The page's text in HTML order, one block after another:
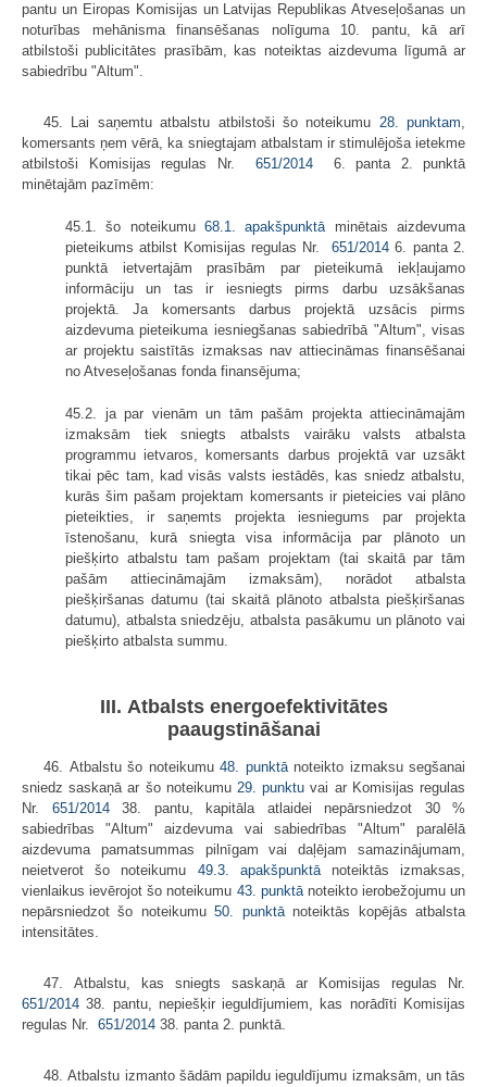
pantu un Eiropas Komisijas un Latvijas Republikas Atveseļošanas un
noturības mehānisma finansēšanas nolīguma 10. pantu, kā arī
atbilstoši publicitātes prasībām, kas noteiktas aizdevuma līgumā ar
sabiedrību "Altum".
45. Lai saņemtu atbalstu atbilstoši šo noteikumu 28. punktam,
komersants ņem vērā, ka sniegtajam atbalstam ir stimulējoša ietekme
atbilstoši Komisijas regulas Nr.
651/20146. panta 2. punktā
minētajām pazīmēm:
45.1. šo noteikumu 68.1. apakšpunktāminētais aizdevuma
pieteikums atbilst Komisijas regulas Nr.
651/2014 6. panta 2.
punktā ietvertajām prasībām par pieteikumā iekļaujamo
informāciju un tas ir iesniegts pirms darbu uzsākšanas
projektā. Ja komersants darbus projektā uzsācis pirms
aizdevuma pieteikuma iesniegšanas sabiedrībā "Altum", visas
ar projektu saistītās izmaksas nav attiecināmas finansēšanai
no Atveseļošanas fonda finansējuma;
45.2. ja par vienām un tām pašām projekta attiecināmajām
izmaksām tiek sniegts atbalsts vairāku valsts atbalsta
programmu ietvaros, komersants darbus projektā var uzsākt
tikai pēc tam, kad visās valsts iestādēs, kas sniedz atbalstu,
kurās šim pašam projektam komersants ir pieteicies vai plāno
pieteikties, ir saņemts projekta iesniegums par projekta
īstenošanu, kurā sniegta visa informācija par plānoto un
piešķirto atbalstu tam pašam projektam (tai skaitā par tām
pašām attiecināmajām izmaksām), norādot atbalsta
piešķiršanas datumu (tai skaitā plānoto atbalsta piešķiršanas
datumu), atbalsta sniedzēju, atbalsta pasākumu un plānoto vai
piešķirto atbalsta summu.
III. Atbalsts energoefektivitātes
paaugstināšanai
46. Atbalstu šo noteikumu 48. punktānoteikto izmaksu segšanai
sniedz saskaņā ar šo noteikumu 29. punktu vai ar Komisijas regulas
Nr. 651/201438. pantu, kapitāla atlaidei nepārsniedzot 30 %
sabiedrības "Altum" aizdevuma vai sabiedrības "Altum" paralēlā
aizdevuma pamatsummas pilnīgam vai daļējam samazinājumam,
neietverot šo noteikumu 49.3. apakšpunktānoteiktās izmaksas,
vienlaikus ievērojot šo noteikumu 43. punktānoteikto ierobežojumu un
nepārsniedzot šo noteikumu50. punktānoteiktās kopējās atbalsta
intensitātes.
47. Atbalstu, kas sniegts saskaņā ar Komisijas regulas Nr.
651/2014 38. pantu, nepiešķir ieguldījumiem, kas norādīti Komisijas
regulas Nr.
651/2014 38. panta 2. punktā.
48. Atbalstu izmanto šādām papildu ieguldījumu izmaksām, un tās